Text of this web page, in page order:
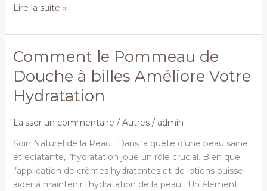
Lire la suite »
Comment le Pommeau de
Douche à billes Améliore Votre
Hydratation
Laisser un commentaire / Autres/ admin
Soin Naturel de la Peau : Dans la quête d’une peau saine
et éclatante, l’hydratation joue un rôle crucial. Bien que
l’application de crèmes hydratantes et de lotions puisse
aider à maintenir l’hydratation de la peau. Un élément
Comment
Pommeau
de
Douche
à
Améliore
Votre
Hydratation